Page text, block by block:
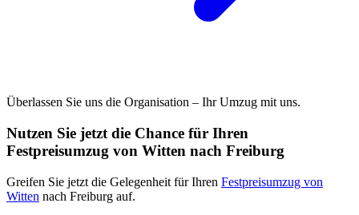
Überlassen Sie uns die Organisation – Ihr Umzug mit uns.
Nutzen Sie jetzt die Chance für Ihren
Festpreisumzug von Witten nach Freiburg
Greifen Sie jetzt die Gelegenheit für Ihren Festpreisumzug von
Witten nach Freiburg auf.